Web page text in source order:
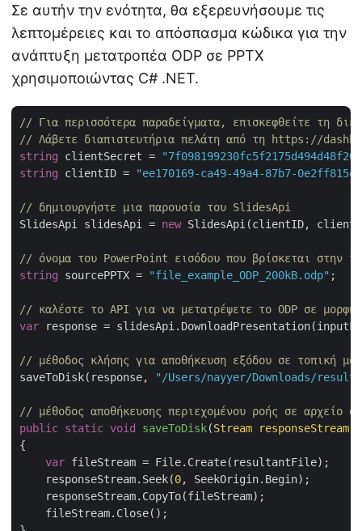
Σε αυτήν την ενότητα, θα εξερευνήσουμε τις
λεπτομέρειες και το απόσπασμα κώδικα για την
ανάπτυξη μετατροπέα ODP σε PPTX
χρησιμοποιώντας C# .NET.
// Για περισσότερα παραδείγματα, επισκεφθείτε τη
// Λάβετε διαπιστευτήρια πελάτη από τη https://
string clientSecret =
string clientID = "ee170169-ca49-49a4-87b7-
// δημιουργήστε μια παρουσία του SlidesApi
SlidesApi slidesApi = new SlidesApi(clientID,
// όνομα του PowerPoint εισόδου που βρίσκεται στην
string sourcePPTX = "file_example_ODP_200kB.odp" ;
// καλέστε το API για να μετατρέψετε το ODP σε μορφή
var response =
// μέθοδος κλήσης για αποθήκευση εξόδου σε τοπική
saveToDisk(response,
"/Users/nayyer/Downloads/
// μέθοδος αποθήκευσης περιεχομένου ροής σε αρχείο
public static void saveToDisk(Stream
{
var fileStream = File.Create(resultantFile);
    responseStream.Seek(
0, SeekOrigin.Begin);
    responseStream.CopyTo(fileStream);
    fileStream.Close();